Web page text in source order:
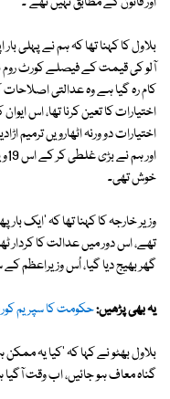
بلاول کا کہنا تھا کہ ہم نے پہلی
آلو کی قیمت کے فیصلے کورٹ روم
کام رہ گیا ہے وہ عدالتی اصلاحات
اختیارات کا تعین کرنا تھا، اس
اختیارات دو ورنہ اٹھارویں ترمیم
خوش تھی۔
وزیر خارجہ کا کہنا تھا کہ 'ایک
تھے، اس دور میں عدالت کا کردار
گھر بھیج دیا گیا، اُس وزیراعظم کے
یہ بھی پڑھیں:حکومت کا سپریم
گناہ معاف ہو جائیں، اب وقت